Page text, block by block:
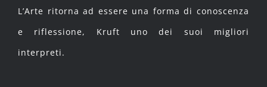
L’Arte ritorna ad essere una forma di conoscenza
e riflessione, Kruft uno dei suoi migliori
interpreti.